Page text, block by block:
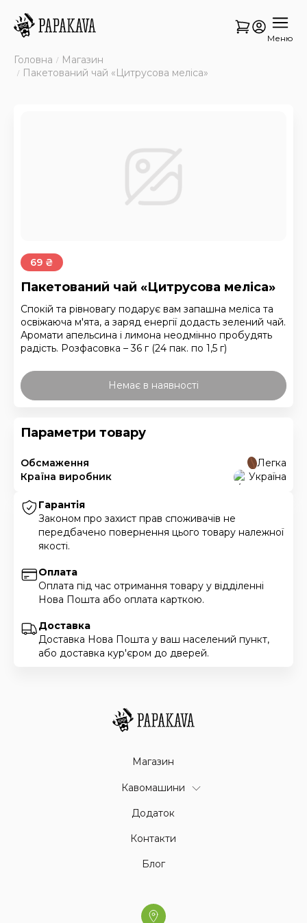
Меню
Головна
Магазин
Пакетований чай «Цитрусова меліса»
69 ₴
Пакетований чай «Цитрусова меліса»
Спокій та рівновагу подарує вам запашна меліса та
освіжаюча м'ята, а заряд енергії додасть зелений чай.
Аромати апельсина і лимона неодмінно пробудять
радість. Розфасовка – 36 г (24 пак. по 1,5 г)
Немає в наявності
Параметри товару
Обсмаження
Легка
Країна виробник
Україна
Гарантія
Законом про захист прав споживачів не
передбачено повернення цього товару належної
якості.
Оплата
Оплата під час отримання товару у відділенні
Нова Пошта або оплата карткою.
Доставка
Доставка Нова Пошта у ваш населений пункт,
або доставка кур'єром до дверей.
Магазин
Кавомашини
Додаток
Контакти
Блог